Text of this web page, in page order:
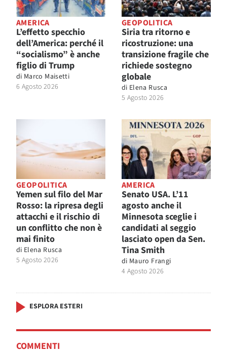
AMERICA
L’effetto specchio
dell’America: perché il
“socialismo” è anche
figlio di Trump
di Marco Maisetti
6 Agosto 2026
GEOPOLITICA
Siria tra ritorno e
ricostruzione: una
transizione fragile che
richiede sostegno
globale
di Elena Rusca
5 Agosto 2026
GEOPOLITICA
Yemen sul filo del Mar
Rosso: la ripresa degli
attacchi e il rischio di
un conflitto che non è
mai finito
di Elena Rusca
5 Agosto 2026
AMERICA
Senato USA. L’11
agosto anche il
Minnesota sceglie i
candidati al seggio
lasciato open da Sen.
Tina Smith
di Mauro Frangi
4 Agosto 2026
ESPLORA ESTERI
COMMENTI